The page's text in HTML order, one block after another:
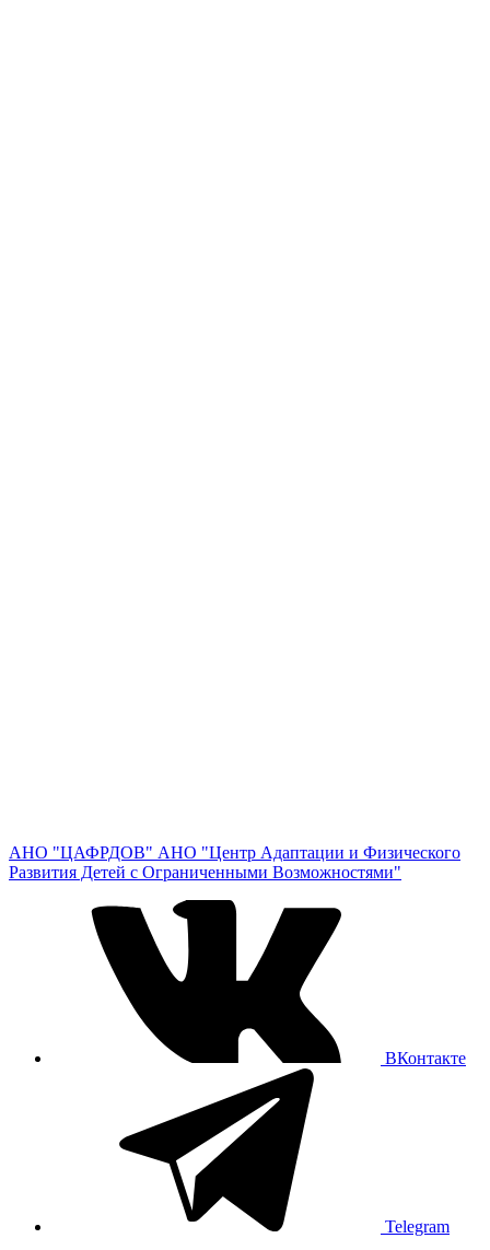
АНО "ЦАФРДОВ" АНО "Центр Адаптации и Физического
Развития Детей с Ограниченными Возможностями"
ВКонтакте
Telegram